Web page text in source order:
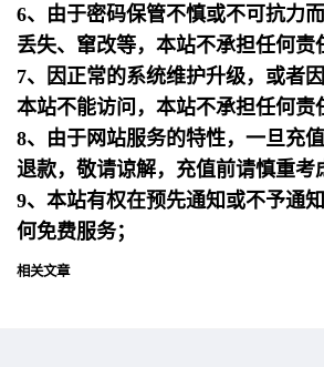
6、由于密码保管不慎或不可抗力
丢失、窜改等，本站不承担任何责
7、因正常的系统维护升级，或者
本站不能访问，本站不承担任何责
8、由于网站服务的特性，一旦充
退款，敬请谅解，充值前请慎重考
9、本站有权在预先通知或不予通
何免费服务；
相关文章